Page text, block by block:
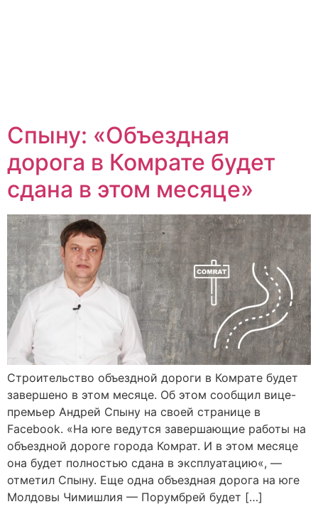
Спыну: «Объездная
дорога в Комрате будет
сдана в этом месяце»
Строительство объездной дороги в Комрате будет
завершено в этом месяце. Об этом сообщил вице-
премьер Андрей Спыну на своей странице в
Facebook. «На юге ведутся завершающие работы на
объездной дороге города Комрат. И в этом месяце
она будет полностью сдана в эксплуатацию«, —
отметил Спыну. Еще одна объездная дорога на юге
Молдовы Чимишлия — Порумбрей будет […]